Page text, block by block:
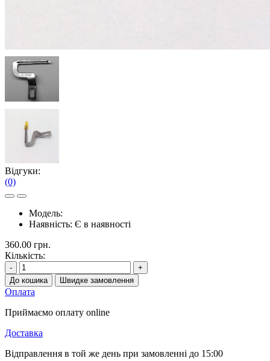
Відгуки:
(0)
Модель:
Наявність: Є в наявності
360.00 грн.
Кількість:
-
+
До кошика
Швидке замовлення
Оплата
Приймаємо оплату online
Доставка
Відправлення в той же день при замовленні до 15:00